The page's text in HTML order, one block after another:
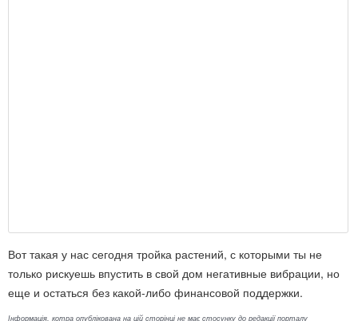
Вот такая у нас сегодня тройка растений, с которыми ты не
только рискуешь впустить в свой дом негативные вибрации, но
еще и остаться без какой-либо финансовой поддержки.
Інформація, котра опублікована на цій сторінці не має стосунку до редакції порталу